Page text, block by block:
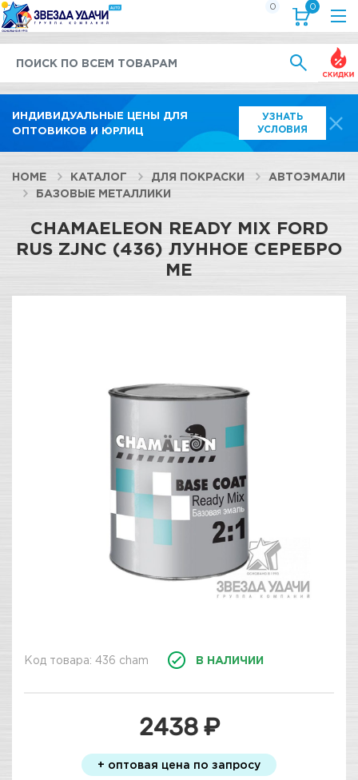
ИНДИВИДУАЛЬНЫЕ ЦЕНЫ ДЛЯ
ОПТОВИКОВ И ЮРЛИЦ
УЗНАТЬ
УСЛОВИЯ
0 0
HOME КАТАЛОГ ДЛЯ ПОКРАСКИ
АВТОЭМАЛИ
БАЗОВЫЕ МЕТАЛЛИКИ
CHAMAELEON READY MIX FORD
RUS ZJNC (436) ЛУННОЕ СЕРЕБРО
МЕ
Код товара: 436 cham В НАЛИЧИИ
2438 ₽
+ оптовая цена по запросу